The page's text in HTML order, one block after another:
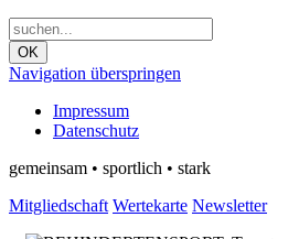
OK
Navigation überspringen
Impressum
Datenschutz
gemeinsam • sportlich • stark
Mitgliedschaft Wertekarte Newsletter